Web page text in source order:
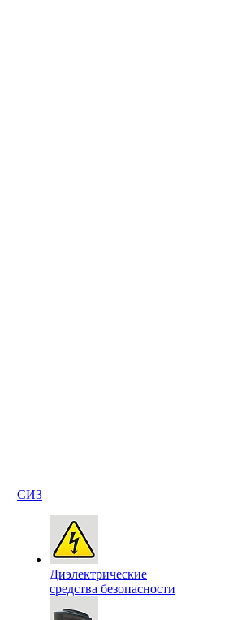
СИЗ
Диэлектрические
средства безопасности